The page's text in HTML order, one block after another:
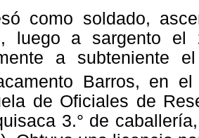
como soldado,
luego a sargento
a subteniente
Barros, en
de Oficiales de
3.° de